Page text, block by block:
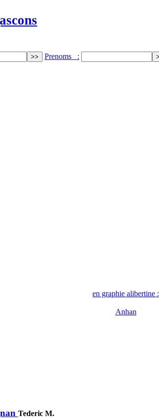
Prenoms :
en graphie alibertine :
Anhan
Tederic M.